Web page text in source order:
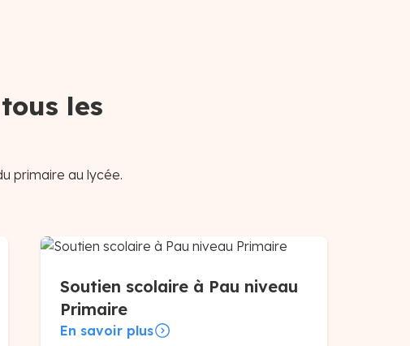
les
primaire au lycée.
Soutien scolaire à Pau niveau
Primaire
En savoir plus